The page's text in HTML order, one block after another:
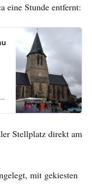
eine Stunde entfernt:
Aire Camping Car · 16 L'Hôtel au Roy, 50510 Cérences, Frankreich
Stellplatz direkt am
mit gekiesten